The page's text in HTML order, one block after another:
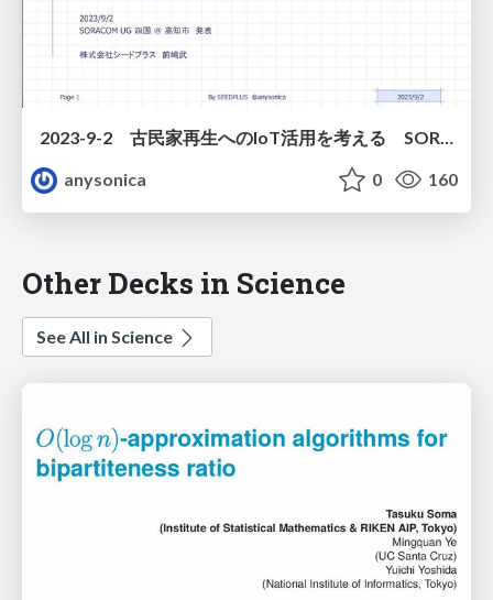
2023-9-2 古民家再生へのIoT活用を考える SORACOM UG 発表 公開用
anysonica
0 160
Other Decks in Science
See All in Science